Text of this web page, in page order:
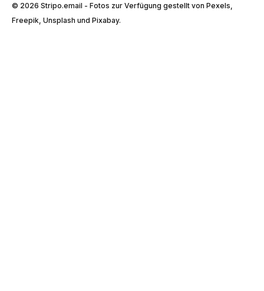
© 2026 Stripо.email - Fotos zur Verfügung gestellt von Pexels,
Freepik, Unsplash und Pixabay.